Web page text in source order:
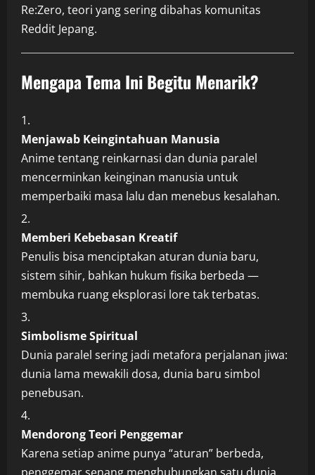
Re:Zero, teori yang sering dibahas komunitas
Reddit Jepang.
Mengapa Tema Ini Begitu Menarik?
Menjawab Keingintahuan Manusia
Anime tentang reinkarnasi dan dunia paralel
mencerminkan keinginan manusia untuk
memperbaiki masa lalu dan menebus kesalahan.
Memberi Kebebasan Kreatif
Penulis bisa menciptakan aturan dunia baru,
sistem sihir, bahkan hukum fisika berbeda —
membuka ruang eksplorasi lore tak terbatas.
Simbolisme Spiritual
Dunia paralel sering jadi metafora perjalanan jiwa:
dunia lama mewakili dosa, dunia baru simbol
penebusan.
Mendorong Teori Penggemar
Karena setiap anime punya “aturan” berbeda,